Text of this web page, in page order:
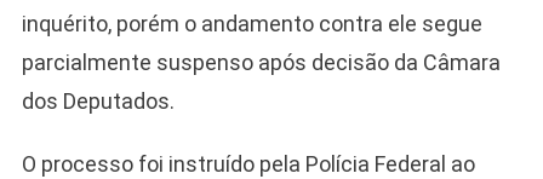
inquérito, porém o andamento contra ele segue
parcialmente suspenso após decisão da Câmara
dos Deputados.
O processo foi instruído pela Polícia Federal ao